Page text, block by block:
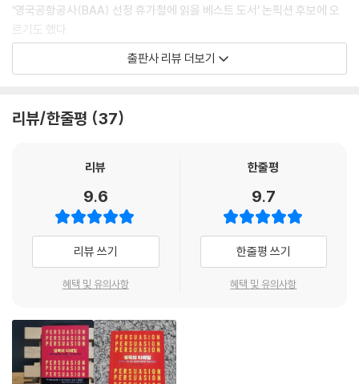
‘영국공항공사(BAA) 선정 휴가철에 읽을 베스트 도서’ 논픽션 후보에 오
르기도 했다.
제임스 보그는 마술심리학에 매료되어 영국의 유명 마술사 단체인 ‘매직서
클’에 최연소 회원으로 가입했다. 여기서 관객에게 기적을 믿도록 설득해
케팅, 저널리즘, 직업 심리학 등 다양한 분야에서 활동하면서 전문성과 현
직접 현장에서 경험하고 연구한 설득 커뮤니케이션에 관한 모든 노하우를
에토스, 파토스, 로고스 중
에토스가 가장 중요하다!
책에서 저자는 가장 먼저 설득에 관한 편견부터 깨뜨린다. 우리는 ‘설득’이
부정적인 행위부터 떠올린다. 하지만 저자가 말하는 진정한 설득은 진심과
공감으로 상대방을 이해하고 신뢰를 얻는 일이며, 궁극적으로는 사람을 변
화시키는 일이다.
2천여 년 전 철학자 아리스토텔레스는 수사학에서 설득에 성공하려면 에
출판사 리뷰 더보기
리뷰/한줄평 37
리뷰
9.6
리뷰 쓰기
혜택 및 유의사항
한줄평
9.7
한줄평 쓰기
혜택 및 유의사항